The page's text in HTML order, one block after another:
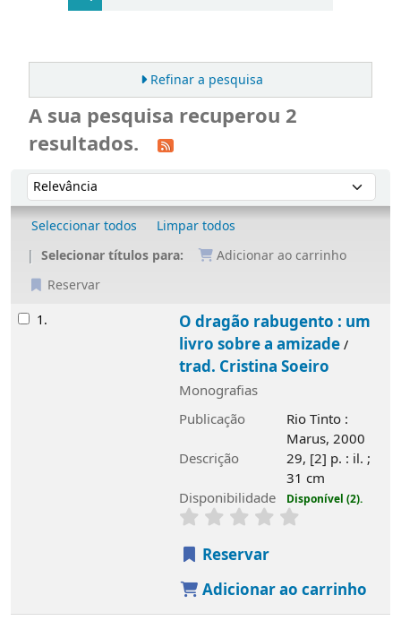
Refinar a pesquisa
A sua pesquisa recuperou 2
resultados.
Ordenar
Ordenar por:
Seleccionar todos
Limpar todos
Selecionar títulos para:
Adicionar ao carrinho
Reservar
Resultados
1.
O dragão rabugento : um
livro sobre a amizade/
trad. Cristina Soeiro
Monografias
Publicação
Rio Tinto :
Marus, 2000
Descrição
29, [2] p. : il. ;
31 cm
Disponibilidade
Disponível (2).
Reservar
Adicionar ao carrinho